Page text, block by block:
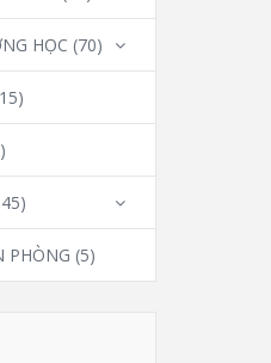
HỌC (70)
PHÒNG (5)